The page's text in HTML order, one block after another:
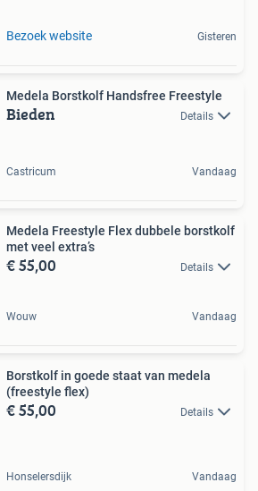
Bezoek website Gisteren
Medela Borstkolf Handsfree Freestyle
Bieden Details
Castricum Vandaag
Medela Freestyle Flex dubbele borstkolf
met veel extra’s
€ 55,00 Details
Wouw Vandaag
Borstkolf in goede staat van medela
(freestyle flex)
€ 55,00 Details
Honselersdijk Vandaag